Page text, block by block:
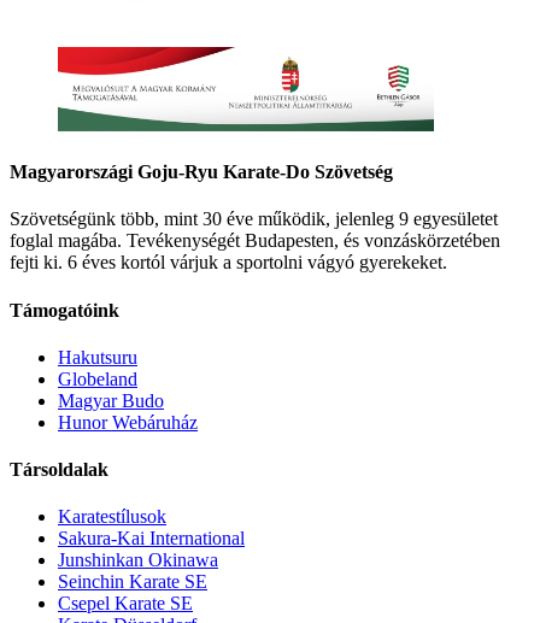
Magyarországi Goju-Ryu Karate-Do Szövetség
Szövetségünk több, mint 30 éve működik, jelenleg 9 egyesületet
foglal magába. Tevékenységét Budapesten, és vonzáskörzetében
fejti ki. 6 éves kortól várjuk a sportolni vágyó gyerekeket.
Támogatóink
Hakutsuru
Globeland
Magyar Budo
Hunor Webáruház
Társoldalak
Karatestílusok
Sakura-Kai International
Junshinkan Okinawa
Seinchin Karate SE
Csepel Karate SE